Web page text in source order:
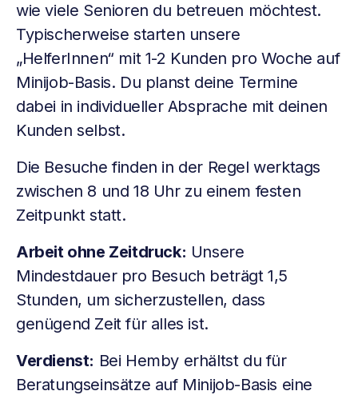
wie viele Senioren du betreuen möchtest.
Typischerweise starten unsere
„HelferInnen“ mit 1-2 Kunden pro Woche auf
Minijob-Basis. Du planst deine Termine
dabei in individueller Absprache mit deinen
Kunden selbst.
Die Besuche finden in der Regel werktags
zwischen 8 und 18 Uhr zu einem festen
Zeitpunkt statt.
Arbeit ohne Zeitdruck: Unsere
Mindestdauer pro Besuch beträgt 1,5
Stunden, um sicherzustellen, dass
genügend Zeit für alles ist.
Verdienst: Bei Hemby erhältst du für
Beratungseinsätze auf Minijob-Basis eine